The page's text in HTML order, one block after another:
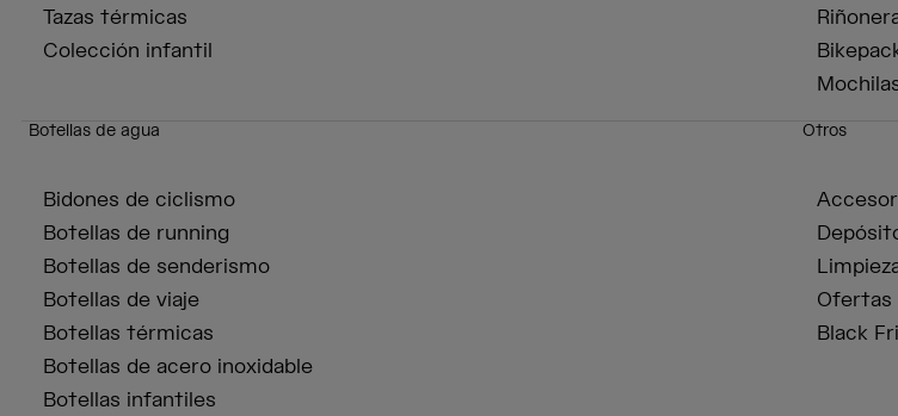
Tazas térmicas
Colección infantil
Botellas de agua
Bidones de ciclismo
Botellas de running
Botellas de senderismo
Botellas de viaje
Botellas térmicas
Botellas de acero inoxidable
Botellas infantiles
Otros
Ofertas
Black